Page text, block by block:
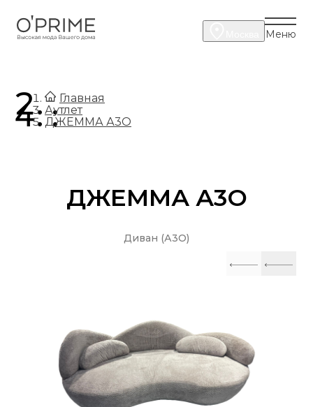
Меню
Главная
.
Аутлет
.
ДЖЕММА А3О
ДЖЕММА А3О
Диван (А3О)